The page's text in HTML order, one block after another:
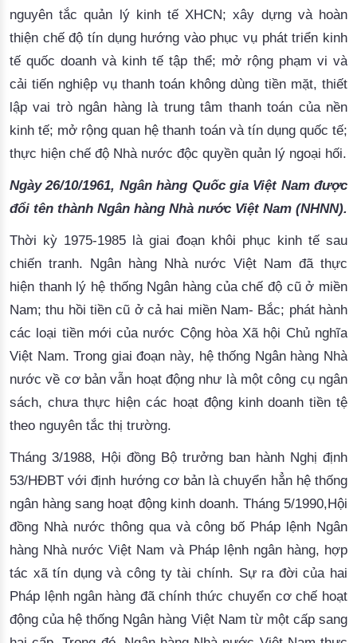
nguyên tắc quản lý kinh tế XHCN; xây dựng và hoàn
thiện chế độ tín dụng hướng vào phục vụ phát triển kinh
tế quốc doanh và kinh tế tập thể; mở rộng phạm vi và
cải tiến nghiệp vụ thanh toán không dùng tiền mặt, thiết
lập vai trò ngân hàng là trung tâm thanh toán của nền
kinh tế; mở rộng quan hệ thanh toán và tín dụng quốc tế;
thực hiện chế độ Nhà nước độc quyền quản lý ngoại hối.
Ngày 26/10/1961, Ngân hàng Quốc gia Việt Nam được
đổi tên thành Ngân hàng Nhà nước Việt Nam (NHNN).
Thời kỳ 1975-1985 là giai đoạn khôi phục kinh tế sau
chiến tranh. Ngân hàng Nhà nước Việt Nam đã thực
hiện thanh lý hệ thống Ngân hàng của chế độ cũ ở miền
Nam; thu hồi tiền cũ ở cả hai miền Nam- Bắc; phát hành
các loại tiền mới của nước Cộng hòa Xã hội Chủ nghĩa
Việt Nam. Trong giai đoạn này, hệ thống Ngân hàng Nhà
nước về cơ bản vẫn hoạt động như là một công cụ ngân
sách, chưa thực hiện các hoạt động kinh doanh tiền tệ
theo nguyên tắc thị trường.
Tháng 3/1988, Hội đồng Bộ trưởng ban hành Nghị định
53/HĐBT với định hướng cơ bản là chuyển hẳn hệ thống
ngân hàng sang hoạt động kinh doanh. Tháng 5/1990,Hội
đồng Nhà nước thông qua và công bố Pháp lệnh Ngân
hàng Nhà nước Việt Nam và Pháp lệnh ngân hàng, hợp
tác xã tín dụng và công ty tài chính. Sự ra đời của hai
Pháp lệnh ngân hàng đã chính thức chuyển cơ chế hoạt
động của hệ thống Ngân hàng Việt Nam từ một cấp sang